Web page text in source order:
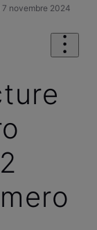
7 novembre 2024